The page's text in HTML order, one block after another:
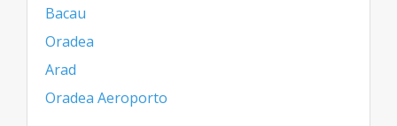
Bacau
Oradea
Arad
Oradea Aeroporto